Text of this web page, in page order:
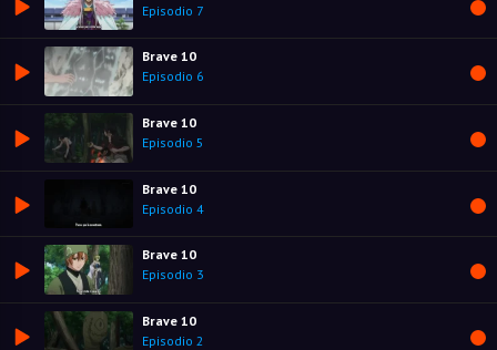
Episodio 7
Brave 10
Episodio 6
Brave 10
Episodio 5
Brave 10
Episodio 4
Brave 10
Episodio 3
Brave 10
Episodio 2